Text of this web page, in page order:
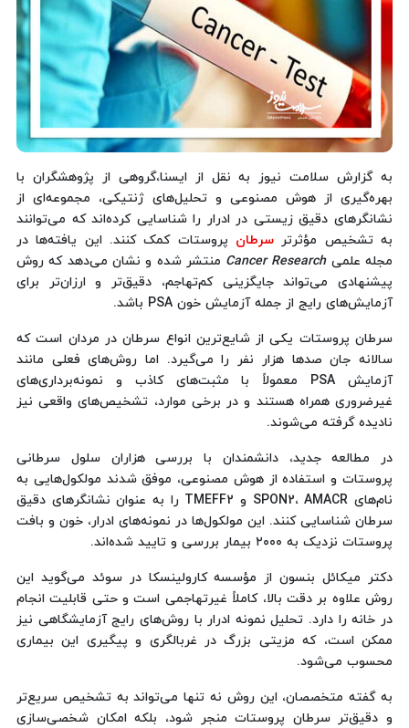
به گزارش سلامت نیوز به نقل از ایسنا،گروهی از پژوهشگران با
بهره‌گیری از هوش مصنوعی و تحلیل‌های ژنتیکی، مجموعه‌ای از
نشانگرهای دقیق زیستی در ادرار را شناسایی کرده‌اند که می‌توانند
به تشخیص مؤثرتر سرطان پروستات کمک کنند. این یافته‌ها در
مجله علمیCancer Research منتشر شده و نشان می‌دهد که روش
پیشنهادی می‌تواند جایگزینی کم‌تهاجم، دقیق‌تر و ارزان‌تر برای
آزمایش‌های رایج از جمله آزمایش خون PSA باشد.
سرطان پروستات یکی از شایع‌ترین انواع سرطان در مردان است که
سالانه جان صدها هزار نفر را می‌گیرد. اما روش‌های فعلی مانند
آزمایش PSA معمولاً با مثبت‌های کاذب و نمونه‌برداری‌های
غیرضروری همراه هستند و در برخی موارد، تشخیص‌های واقعی نیز
نادیده گرفته می‌شوند.
در مطالعه جدید، دانشمندان با بررسی هزاران سلول سرطانی
پروستات و استفاده از هوش مصنوعی، موفق شدند مولکول‌هایی به
نام‌های SPON2، AMACR و TMEFF2 را به عنوان نشانگرهای دقیق
سرطان شناسایی کنند. این مولکول‌ها در نمونه‌های ادرار، خون و بافت
پروستات نزدیک به ۲۰۰۰ بیمار بررسی و تایید شده‌اند.
دکتر میکائل بنسون از مؤسسه کارولینسکا در سوئد می‌گوید این
روش علاوه بر دقت بالا، کاملاً غیرتهاجمی است و حتی قابلیت انجام
در خانه را دارد. تحلیل نمونه ادرار با روش‌های رایج آزمایشگاهی نیز
ممکن است، که مزیتی بزرگ در غربالگری و پیگیری این بیماری
محسوب می‌شود.
به گفته متخصصان، این روش نه تنها می‌تواند به تشخیص سریع‌تر
و دقیق‌تر سرطان پروستات منجر شود، بلکه امکان شخصی‌سازی